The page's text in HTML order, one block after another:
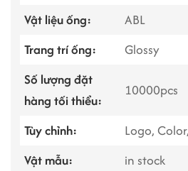
Vật liệu ống:
ABL
Trang trí ống:
Glossy
Số lượng đặt
hàng tối thiểu:
10000pcs
Tùy chỉnh:
Logo,
Vật mẫu:
in stock